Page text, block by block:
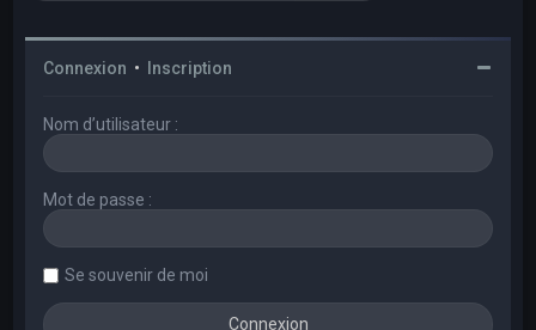
Connexion • Inscription
Nom d’utilisateur :
Mot de passe :
Se souvenir de moi